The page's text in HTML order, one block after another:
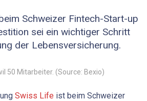
Schweizer Fintech-Start-up
sei ein wichtiger Schritt
der Lebensversicherung.
50 Mitarbeiter. (Source: Bexio)
Swiss Life ist beim Schweizer